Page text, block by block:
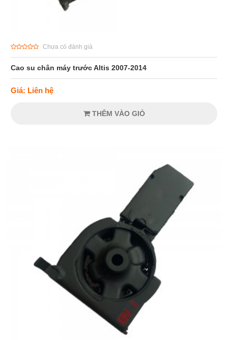
Chưa có đánh giá
Cao su chân máy trước Altis 2007-2014
Giá: Liên hệ
THÊM VÀO GIỎ